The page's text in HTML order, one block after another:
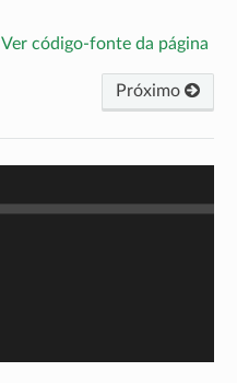
Ver código-fonte da página
Próximo